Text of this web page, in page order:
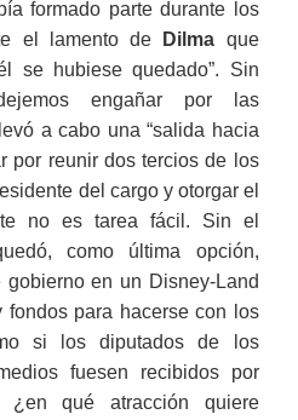
formado parte durante los
el lamento de
Dilma que
se hubiese quedado”. Sin
engañar por las
a cabo una “salida hacia
por reunir dos tercios de los
del cargo y otorgar el
no es tarea fácil. Sin el
como última opción,
en un Disney-Land
fondos para hacerse con los
si los diputados de los
fuesen recibidos por
qué atracción quiere